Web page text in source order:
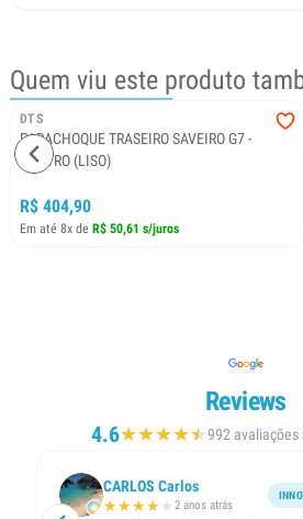
Quem viu este produto
DTS
PARACHOQUE TRASEIRO SAVEIRO G7 -
CENTRO (LISO)
R$ 404,90
Em até 8x de R$ 50,61 s/juros
Reviews
4.6★★★★★
★992 avaliações
CARLOS Carlos
★★★★ ★ 2 anos atrás